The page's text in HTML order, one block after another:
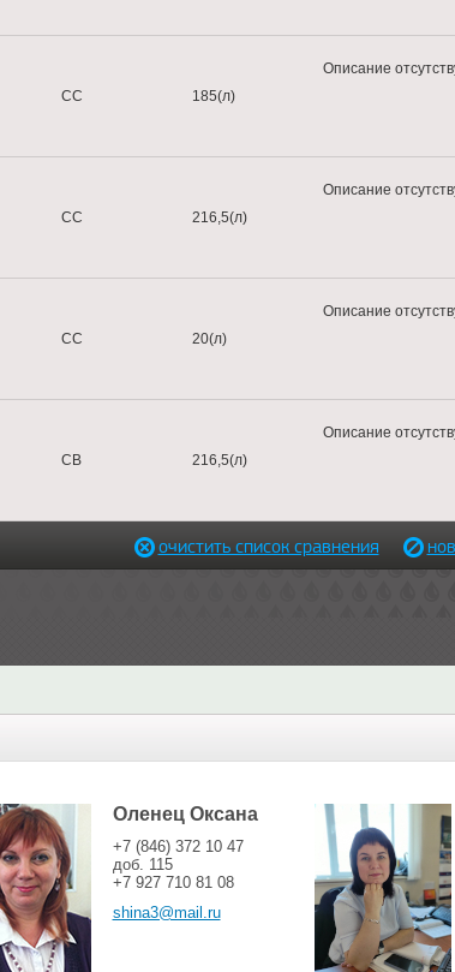
CС 185(л)
Описание
СС 216,5(л)
Описание
СС 20(л)
Описание
CB 216,5(л)
Описание
очистить список сравнения
Оленец Оксана
+7 (846) 372 10 47
доб. 115
+7 927 710 81 08
shina3@mail.ru